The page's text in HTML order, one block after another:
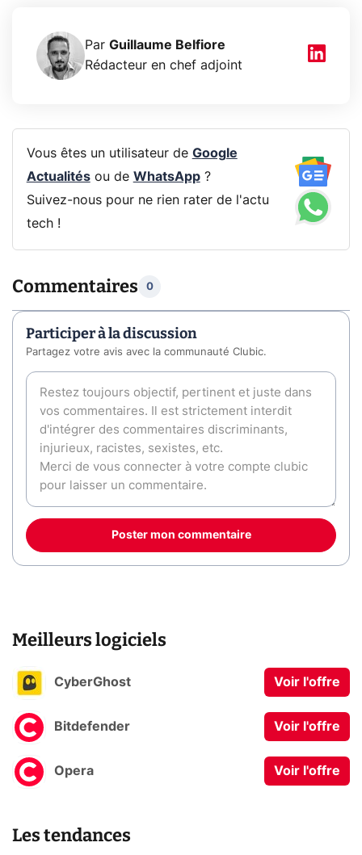
Par Guillaume Belfiore
Rédacteur en chef adjoint
Vous êtes un utilisateur de Google
Actualitésou de WhatsApp?
Suivez-nous pour ne rien rater de l'actu
tech !
Commentaires 0
Participer à la discussion
Partagez votre avis avec la communauté Clubic.
Poster mon commentaire
Meilleurs logiciels
CyberGhost Voir l'offre
Bitdefender Voir l'offre
Opera Voir l'offre
Les tendances